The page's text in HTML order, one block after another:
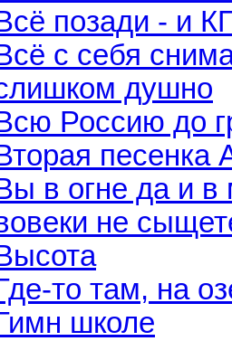
позади - и
с себя
душно
Россию до
песенка
в огне да и в
не
то там, на
школе